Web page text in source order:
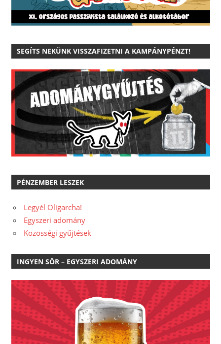
SEGÍTS NEKÜNK VISSZAFIZETNI A KAMPÁNYPÉNZT!
PÉNZEMBER LESZEK
Legyél Oligarcha!
Egyszeri adomány
Közösségi gyűjtések
INGYEN SÖR – EGYSZERI ADOMÁNY